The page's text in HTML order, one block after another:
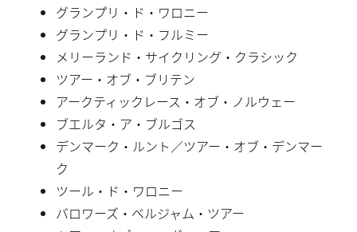
グランプリ・ド・ワロニー
グランプリ・ド・フルミー
メリーランド・サイクリング・クラシック
ツアー・オブ・ブリテン
アークティックレース・オブ・ノルウェー
ブエルタ・ア・ブルゴス
デンマーク・ルント／ツアー・オブ・デンマー
ク
ツール・ド・ワロニー
バロワーズ・ベルジャム・ツアー